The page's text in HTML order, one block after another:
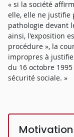
« si la société
elle, elle ne justifie
pathologie devant
ainsi, l'exposition
procédure », la
impropres à
du 16 octobre
sécurité sociale. »
Motivation